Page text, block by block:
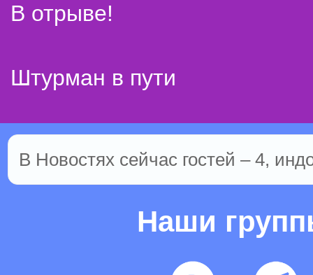
В отрыве!
Штурман в пути
В Новостях сейчас гостей – 4,
Наши